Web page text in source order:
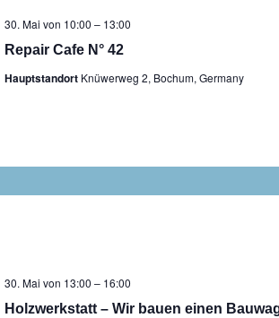
Repair Cafe N° 42
30. Mai von 10:00 – 13:00
Hauptstandort Knüwerweg 2, Bochum, Germany
Holzwerkstatt – Wir bauen einen
30. Mai von 13:00 – 16:00